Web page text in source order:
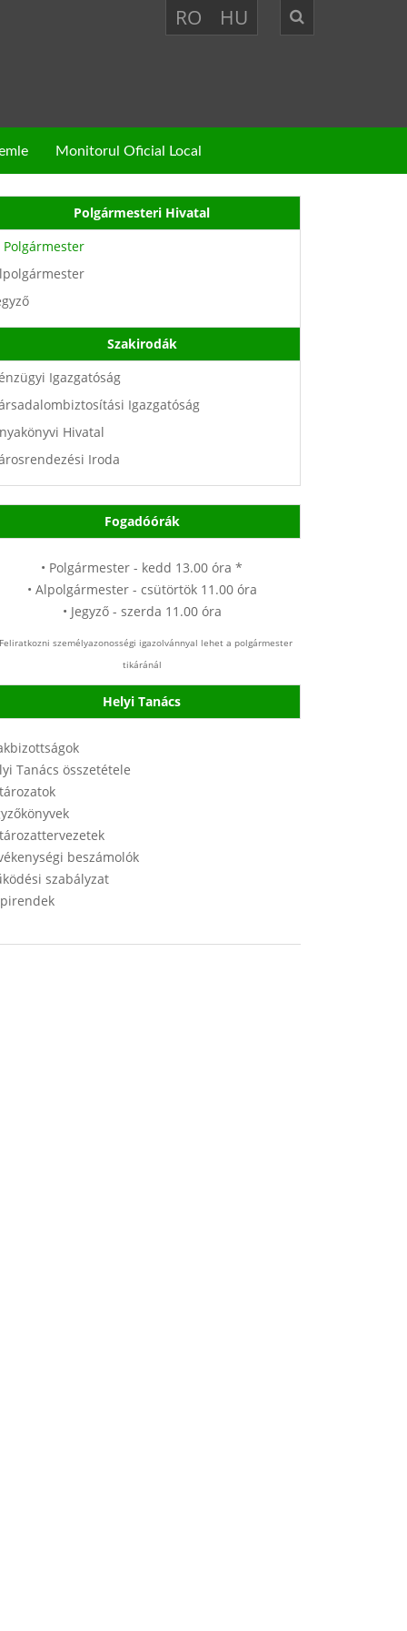
RO HU
Monitorul Oficial Local
Polgármesteri Hivatal
Polgármester
Szakirodák
Igazgatóság
Igazgatóság
Hivatal
Iroda
Fogadóórák
• Polgármester - kedd 13.00 óra *
• Alpolgármester - csütörtök 11.00 óra
• Jegyző - szerda 11.00 óra
személyazonosségi igazolvánnyal lehet a polgármester
tikáránál
Helyi Tanács
Tanács összetétele
beszámolók
szabályzat